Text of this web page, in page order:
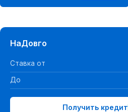
НаДовго
Ставка от
До
Получить кредит